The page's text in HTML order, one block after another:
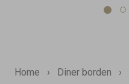
Home › Diner borden ›